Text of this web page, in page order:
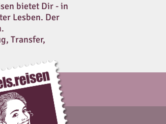
bietet Dir - in
Lesben. Der
Transfer,